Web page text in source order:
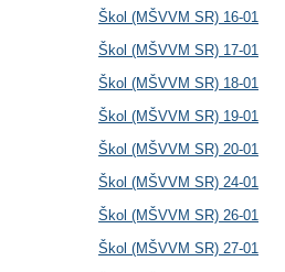
Škol (MŠVVM SR) 16-01
Škol (MŠVVM SR) 17-01
Škol (MŠVVM SR) 18-01
Škol (MŠVVM SR) 19-01
Škol (MŠVVM SR) 20-01
Škol (MŠVVM SR) 24-01
Škol (MŠVVM SR) 26-01
Škol (MŠVVM SR) 27-01